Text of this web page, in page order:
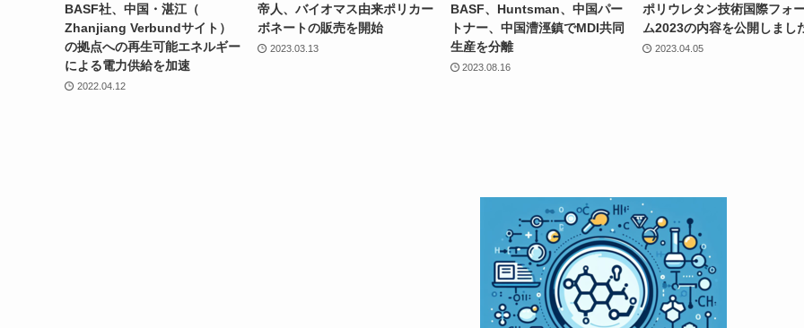
BASF社、中国・湛江（
Zhanjiang Verbundサイト）
の拠点への再生可能エネルギー
による電力供給を加速
2022.04.12
帝人、バイオマス由来ポリカー
ボネートの販売を開始
2023.03.13
BASF、Huntsman、中国パー
トナー、中国漕涇鎮でMDI共同
生産を分離
2023.08.16
ポリウレタン技術国際フォ
ム2023の内容を公開しまし
2023.04.05